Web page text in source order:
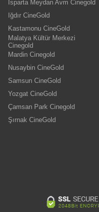
Isparta Meydan Avm Cinegold
Iğdır CineGold
Kastamonu CineGold
Malatya Kültür Merkezi
Cinegold
Mardin Cinegold
Nusaybin CineGold
Samsun CineGold
Yozgat CineGold
Çamsan Park Cinegold
Şırnak CineGold